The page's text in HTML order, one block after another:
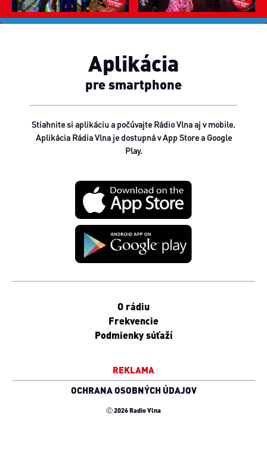
Aplikácia
pre smartphone
Stiahnite si aplikáciu a počúvajte Rádio Vlna aj v mobile.
Aplikácia Rádia Vlna je dostupná v App Store a Google
Play.
O rádiu
Frekvencie
Podmienky súťaží
REKLAMA
OCHRANA OSOBNÝCH ÚDAJOV
Ⓒ 2026 Radio Vlna